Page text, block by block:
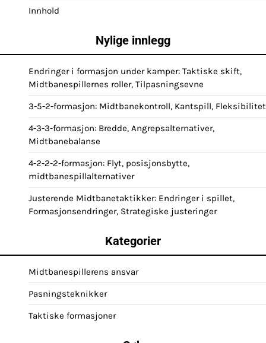
Innhold
Nylige innlegg
Endringer i formasjon under kamper: Taktiske skift,
Midtbanespillernes roller, Tilpasningsevne
3-5-2-formasjon: Midtbanekontroll, Kantspill, Fleksibilitet
4-3-3-formasjon: Bredde, Angrepsalternativer,
Midtbanebalanse
4-2-2-2-formasjon: Flyt, posisjonsbytte,
midtbanespillalternativer
Justerende Midtbanetaktikker: Endringer i spillet,
Formasjonsendringer, Strategiske justeringer
Kategorier
Midtbanespillerens ansvar
Pasningsteknikker
Taktiske formasjoner